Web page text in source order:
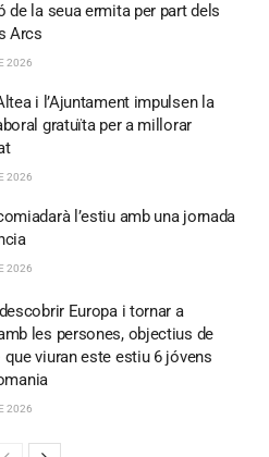
de la seua ermita per part dels
Arcs
2026
i l’Ajuntament impulsen la
gratuïta per a millorar
2026
l’estiu amb una jornada
2026
Europa i tornar a
les persones, objectius de
que viuran este estiu 6 jóvens
2026